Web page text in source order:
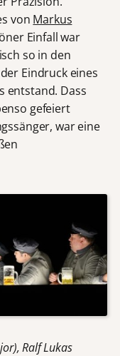
von Markus
Einfall war
so in den
Eindruck eines
entstand. Dass
gefeiert
war eine
Ralf Lukas